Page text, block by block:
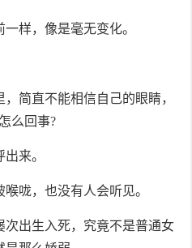
样，像是毫无变化。
简直不能相信自己的眼睛，
么回事?
来。
咙，也没有人会听见。
出生入死，究竟不是普通女